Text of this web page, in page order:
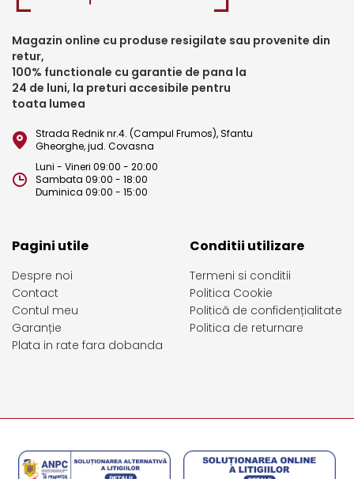
Magazin online cu produse resigilate sau provenite din
retur,
100% functionale cu garantie de pana la
24 de luni, la preturi accesibile pentru
toata lumea
Strada Rednik nr.4. (Campul Frumos), Sfantu
Gheorghe, jud. Covasna
Luni - Vineri 09:00 - 20:00
Sambata 09:00 - 18:00
Duminica 09:00 - 15:00
Pagini utile
Despre noi
Contact
Contul meu
Garanție
Plata in rate fara dobanda
Conditii utilizare
Termeni si conditii
Politica Cookie
Politică de confidențialitate
Politica de returnare